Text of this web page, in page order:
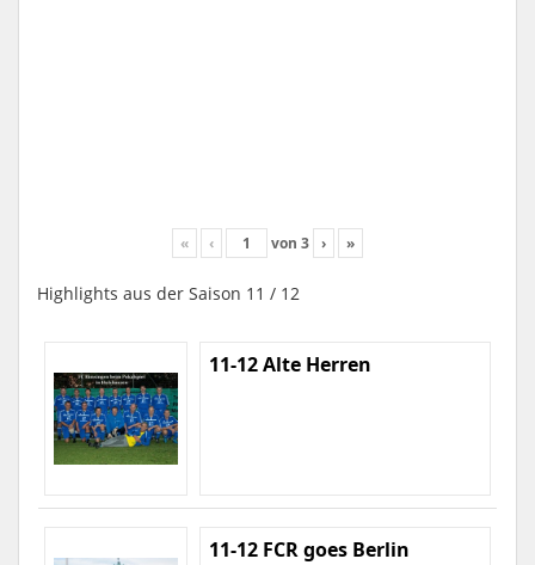
« ‹ von 3 › »
Highlights aus der Saison 11 / 12
11-12 Alte Herren
11-12 FCR goes Berlin